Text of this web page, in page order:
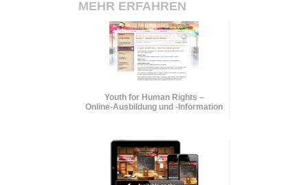
MEHR ERFAHREN
Youth for Human Rights –
Online-Ausbildung und-Information